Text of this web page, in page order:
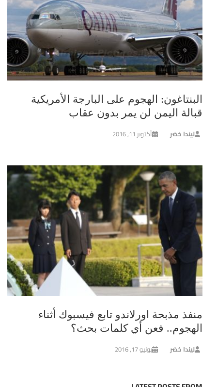
البنتاغون: الهجوم على البارجة الأمريكية
قبالة اليمن لن يمر بدون عقاب
ليندا خضر أكتوبر 11, 2016
منفذ مذبحة اورلاندو تابع فيسبوك أثناء
الهجوم.. فعن أي كلمات بحث؟
ليندا خضر يونيو 17, 2016